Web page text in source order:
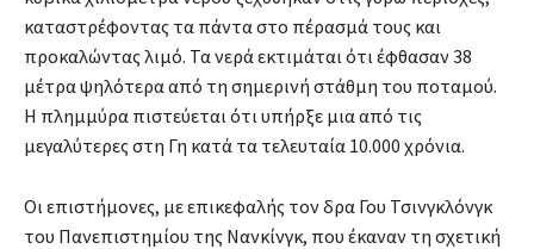
καταστρέφοντας τα πάντα στο πέρασμά τους και
προκαλώντας λιμό. Τα νερά εκτιμάται ότι έφθασαν 38
μέτρα ψηλότερα από τη σημερινή στάθμη του ποταμού.
Η πλημμύρα πιστεύεται ότι υπήρξε μια από τις
μεγαλύτερες στη Γη κατά τα τελευταία 10.000 χρόνια.
Οι επιστήμονες, με επικεφαλής τον δρα Γου Τσινγκλόνγκ
του Πανεπιστημίου της Νανκίνγκ, που έκαναν τη σχετική